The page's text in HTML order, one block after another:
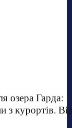
озера Гарда:
з курортів.